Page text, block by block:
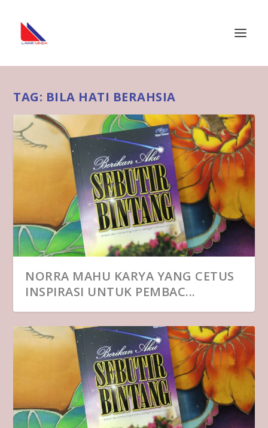
TAG: BILA HATI BERAHSIA
NORRA MAHU KARYA YANG CETUS
INSPIRASI UNTUK PEMBAC...